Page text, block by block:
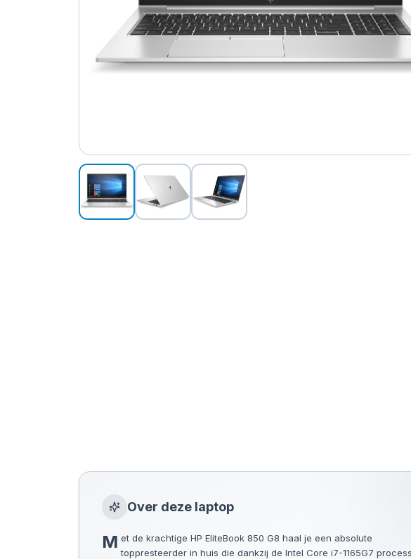
Over deze laptop
Met de krachtige HP EliteBook 850 G8 haal je een absolute
toppresteerder in huis die dankzij de Intel Core i7-1165G7